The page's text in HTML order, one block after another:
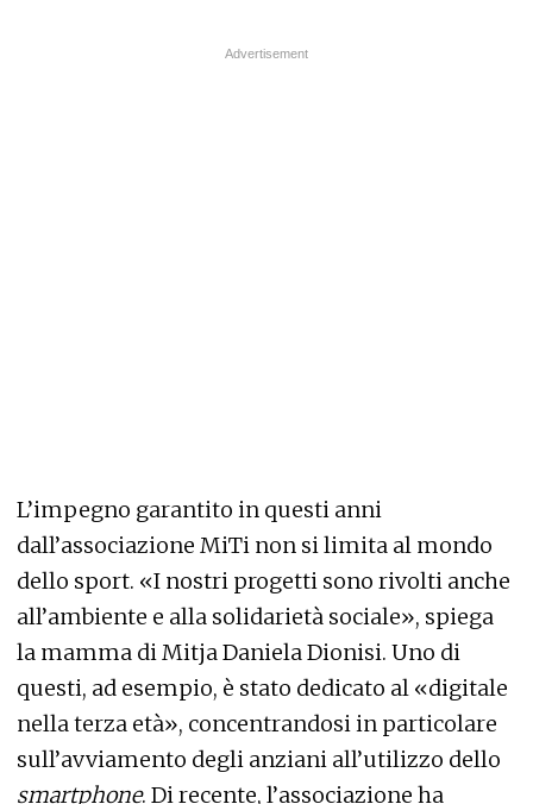
L’impegno garantito in questi anni
dall’associazione MiTi non si limita al mondo
dello sport. «I nostri progetti sono rivolti anche
all’ambiente e alla solidarietà sociale», spiega
la mamma di Mitja Daniela Dionisi. Uno di
questi, ad esempio, è stato dedicato al «digitale
nella terza età», concentrandosi in particolare
sull’avviamento degli anziani all’utilizzo dello
smartphone. Di recente, l’associazione ha